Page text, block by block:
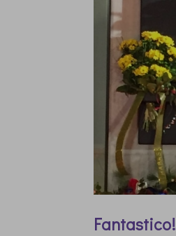
Fantastico!